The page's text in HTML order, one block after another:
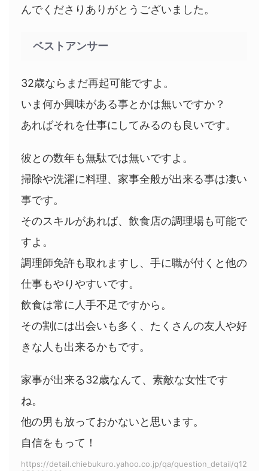
んでくださりありがとうございました。
ベストアンサー
32歳ならまだ再起可能ですよ。
いま何か興味がある事とかは無いですか？
あればそれを仕事にしてみるのも良いです。
彼との数年も無駄では無いですよ。
掃除や洗濯に料理、家事全般が出来る事は凄い
事です。
そのスキルがあれば、飲食店の調理場も可能で
すよ。
調理師免許も取れますし、手に職が付くと他の
仕事もやりやすいです。
飲食は常に人手不足ですから。
その割には出会いも多く、たくさんの友人や好
きな人も出来るかもです。
家事が出来る32歳なんて、素敵な女性です
ね。
他の男も放っておかないと思います。
自信をもって！
https://detail.chiebukuro.yahoo.co.jp/qa/question_detail/q12